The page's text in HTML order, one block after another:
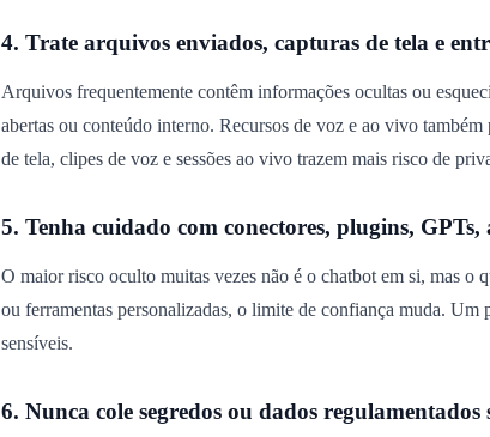
4. Trate arquivos enviados, capturas de tela e
Arquivos frequentemente contêm informações ocultas ou
abertas ou conteúdo interno. Recursos de voz e ao vivo
de tela, clipes de voz e sessões ao vivo trazem mais risco de
5. Tenha cuidado com conectores, plugins,
O maior risco oculto muitas vezes não é o chatbot em si, mas o
ou ferramentas personalizadas, o limite de confiança muda. Um
sensíveis.
6. Nunca cole segredos ou dados regulamentados